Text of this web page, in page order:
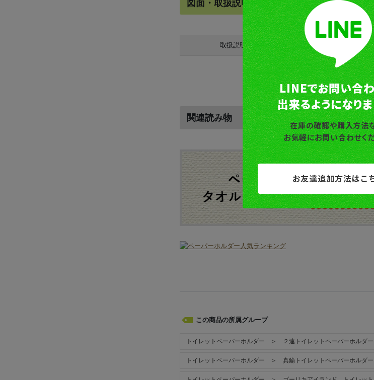
図面・取扱説明書ダウンロード
取扱説明書 取扱説明書ダウンロード
関連読み物
この商品の所属グループ
トイレットペーパーホルダー ＞ ２連トイレットペーパーホルダー
トイレットペーパーホルダー ＞ 真鍮トイレットペーパーホルダー